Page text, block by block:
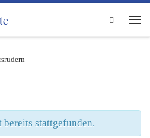
Search
bereits stattgefunden.